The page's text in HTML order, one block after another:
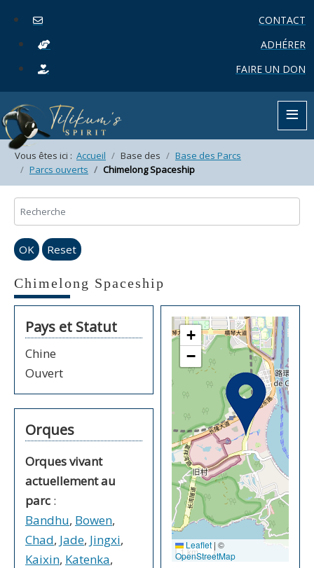
CONTACT
ADHÉRER
FAIRE UN DON
≡
Vous êtes ici : Accueil Base des
Base des Parcs
Parcs ouverts
Chimelong Spaceship
OK Reset
Chimelong Spaceship
Pays et Statut
Chine
Ouvert
Orques
Orques vivant
actuellement au
parc :
Bandhu, Bowen,
Chad, Jade, Jingxi,
Kaixin, Katenka,
+
−
1 km
Leaflet | ©
OpenStreetMap